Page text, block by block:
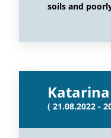
soils and
( 21.08.2022 -